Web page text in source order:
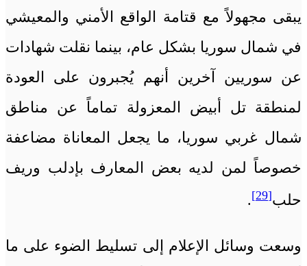
يبقى مجهولاً مع قتامة الواقع الأمني والمعيشي
في شمال سوريا بشكل عام، بينما نقلت شهادات
عن سوريين آخرين أنهم يُجبرون على العودة
لمنطقة تل أبيض المعزولة تماماً عن مناطق
شمال غربي سوريا، ما يجعل المعاناة مضاعفة
خصوصاً لمن لديه بعض المعارف بإدلب وريف
حلب[29]
.
وسعت وسائل الإعلام إلى تسليط الضوء على ما